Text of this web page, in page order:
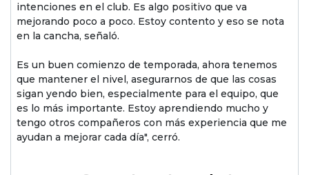
intenciones en el club. Es algo positivo que va
mejorando poco a poco. Estoy contento y eso se nota
en la cancha, señaló.
Es un buen comienzo de temporada, ahora tenemos
que mantener el nivel, asegurarnos de que las cosas
sigan yendo bien, especialmente para el equipo, que
es lo más importante. Estoy aprendiendo mucho y
tengo otros compañeros con más experiencia que me
ayudan a mejorar cada día", cerró.